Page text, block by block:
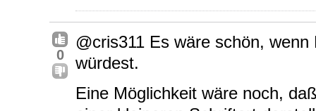
0
@cris311 Es wäre schön,
würdest.
Eine Möglichkeit wäre noch,